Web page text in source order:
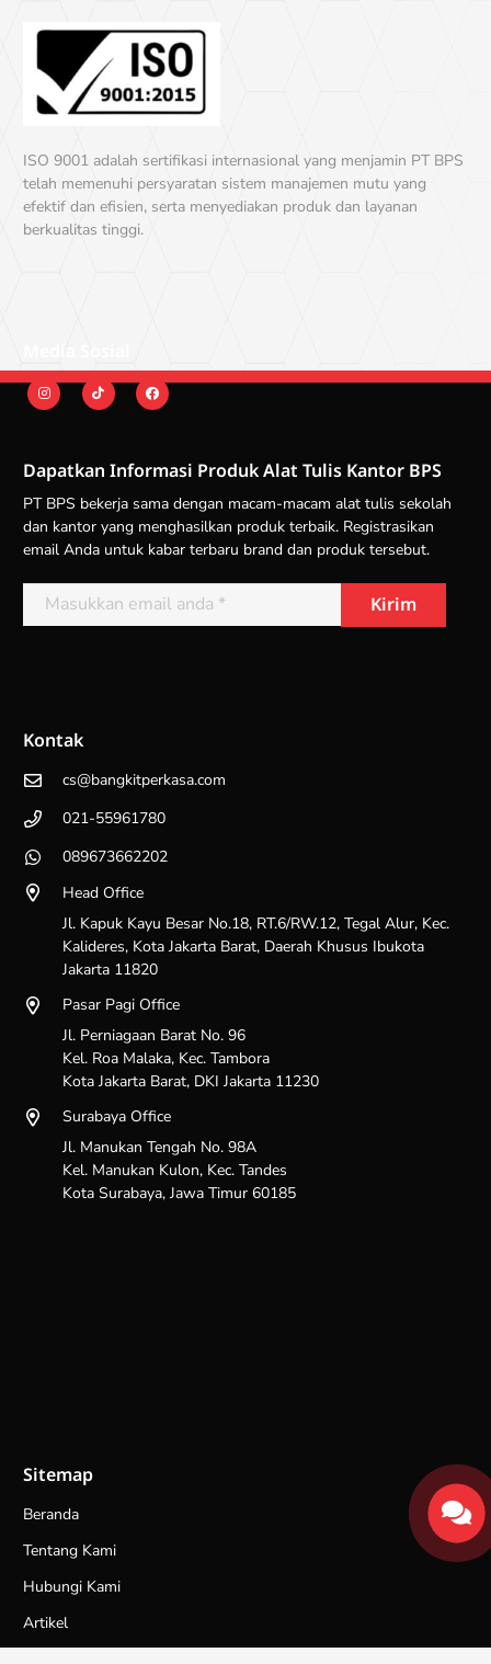
ISO 9001 adalah sertifikasi internasional yang menjamin PT BPS
telah memenuhi persyaratan sistem manajemen mutu yang
efektif dan efisien, serta menyediakan produk dan layanan
berkualitas tinggi.
Dapatkan Informasi Produk Alat Tulis Kantor BPS
PT BPS bekerja sama dengan macam-macam alat tulis sekolah
dan kantor yang menghasilkan produk terbaik. Registrasikan
email Anda untuk kabar terbaru brand dan produk tersebut.
Kontak
cs@bangkitperkasa.com
021-55961780
089673662202
Head Office
Jl. Kapuk Kayu Besar No.18, RT.6/RW.12, Tegal Alur, Kec.
Kalideres, Kota Jakarta Barat, Daerah Khusus Ibukota
Jakarta 11820
Pasar Pagi Office
Jl. Perniagaan Barat No. 96
Kel. Roa Malaka, Kec. Tambora
Kota Jakarta Barat, DKI Jakarta 11230
Surabaya Office
Jl. Manukan Tengah No. 98A
Kel. Manukan Kulon, Kec. Tandes
Kota Surabaya, Jawa Timur 60185
Sitemap
Beranda
Tentang Kami
Hubungi Kami
Artikel